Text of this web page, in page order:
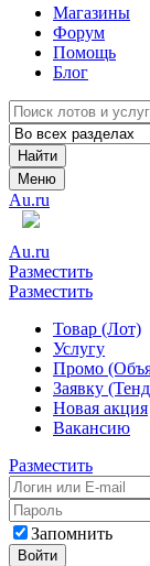
Магазины
Форум
Помощь
Блог
Найти
Меню
Au.ru
Au.ru
Разместить
Разместить
Товар (Лот)
Услугу
Промо
Заявку
Новая акция
Вакансию
Разместить
Запомнить
Войти